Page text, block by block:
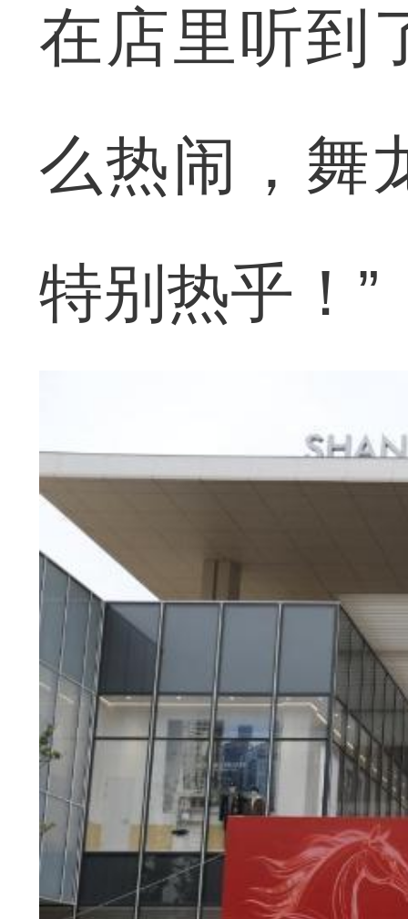
在店里听到
么热闹，舞
特别热乎！”